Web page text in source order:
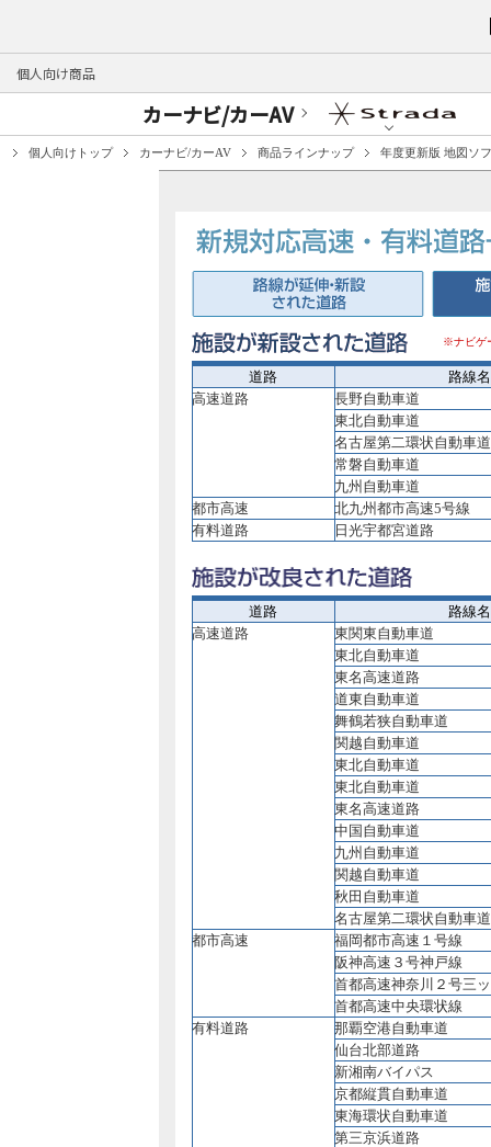
個人向け商品
カーナビ/カーAV
個人向けトップ カーナビ/カーAV 商品ラインナップ 年度更新版 地図ソ
※ナビゲ
道路
路線
高速道路
長野自動車道
東北自動車道
名古屋第二環状自動車道
常磐自動車道
九州自動車道
都市高速
北九州都市高速5号線
有料道路
日光宇都宮道路
道路
路線
高速道路
東関東自動車道
東北自動車道
東名高速道路
道東自動車道
舞鶴若狭自動車道
関越自動車道
東北自動車道
東北自動車道
東名高速道路
中国自動車道
九州自動車道
関越自動車道
秋田自動車道
名古屋第二環状自動車道
都市高速
福岡都市高速１号線
阪神高速３号神戸線
首都高速神奈川２号三
首都高速中央環状線
有料道路
那覇空港自動車道
仙台北部道路
新湘南バイパス
京都縦貫自動車道
東海環状自動車道
第三京浜道路